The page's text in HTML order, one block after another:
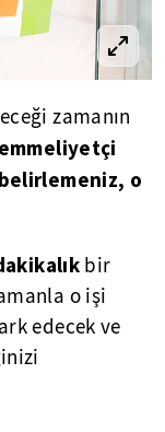
zamanın
o
bir
o işi
edecek ve